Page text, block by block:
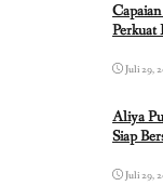
Perkuat
Juli 29,
Aliya
Siap
Juli 29,